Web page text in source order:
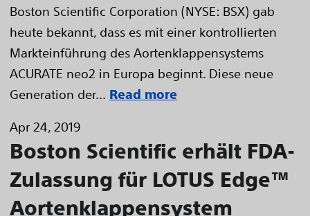
Boston Scientific Corporation (NYSE: BSX) gab
heute bekannt, dass es mit einer kontrollierten
Markteinführung des Aortenklappensystems
ACURATE neo2 in Europa beginnt. Diese neue
Generation der... Read more
Apr 24, 2019
Boston Scientific erhält FDA-
Zulassung für LOTUS Edge™
Aortenklappensystem